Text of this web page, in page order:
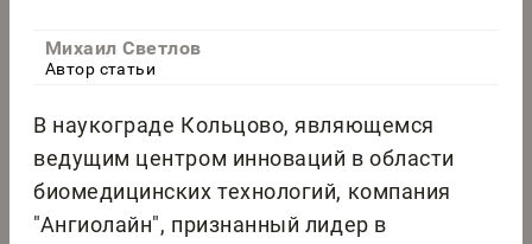
Михаил Светлов
Автор статьи
В наукограде Кольцово, являющемся
ведущим центром инноваций в области
биомедицинских технологий, компания
"Ангиолайн", признанный лидер в